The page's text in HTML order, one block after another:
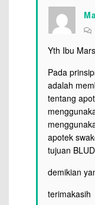
Yth Ibu
Pada
adalah
tentang
apotek
tujuan
demikian
terimakasih